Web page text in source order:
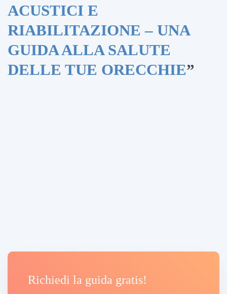
ACUSTICI E
RIABILITAZIONE – UNA
GUIDA ALLA SALUTE
DELLE TUE ORECCHIE”
Richiedi la guida gratis!